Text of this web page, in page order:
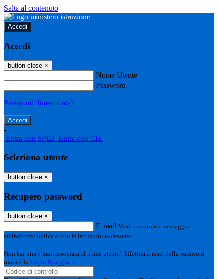
Salta al contenuto
Accedi
Accedi
button close ×
Nome Utente
Password
Password dimenticata?
-
Entra con SPID Entra con CIE
Seleziona utente
button close ×
Recupero password
button close ×
E-mail Verrà inviato un messaggio
all'indirizzo indicato con le istruzioni necessarie.
Non hai una e-mail associata al nome utente? Effettua il reset della password
tramite la Login Spaggiari